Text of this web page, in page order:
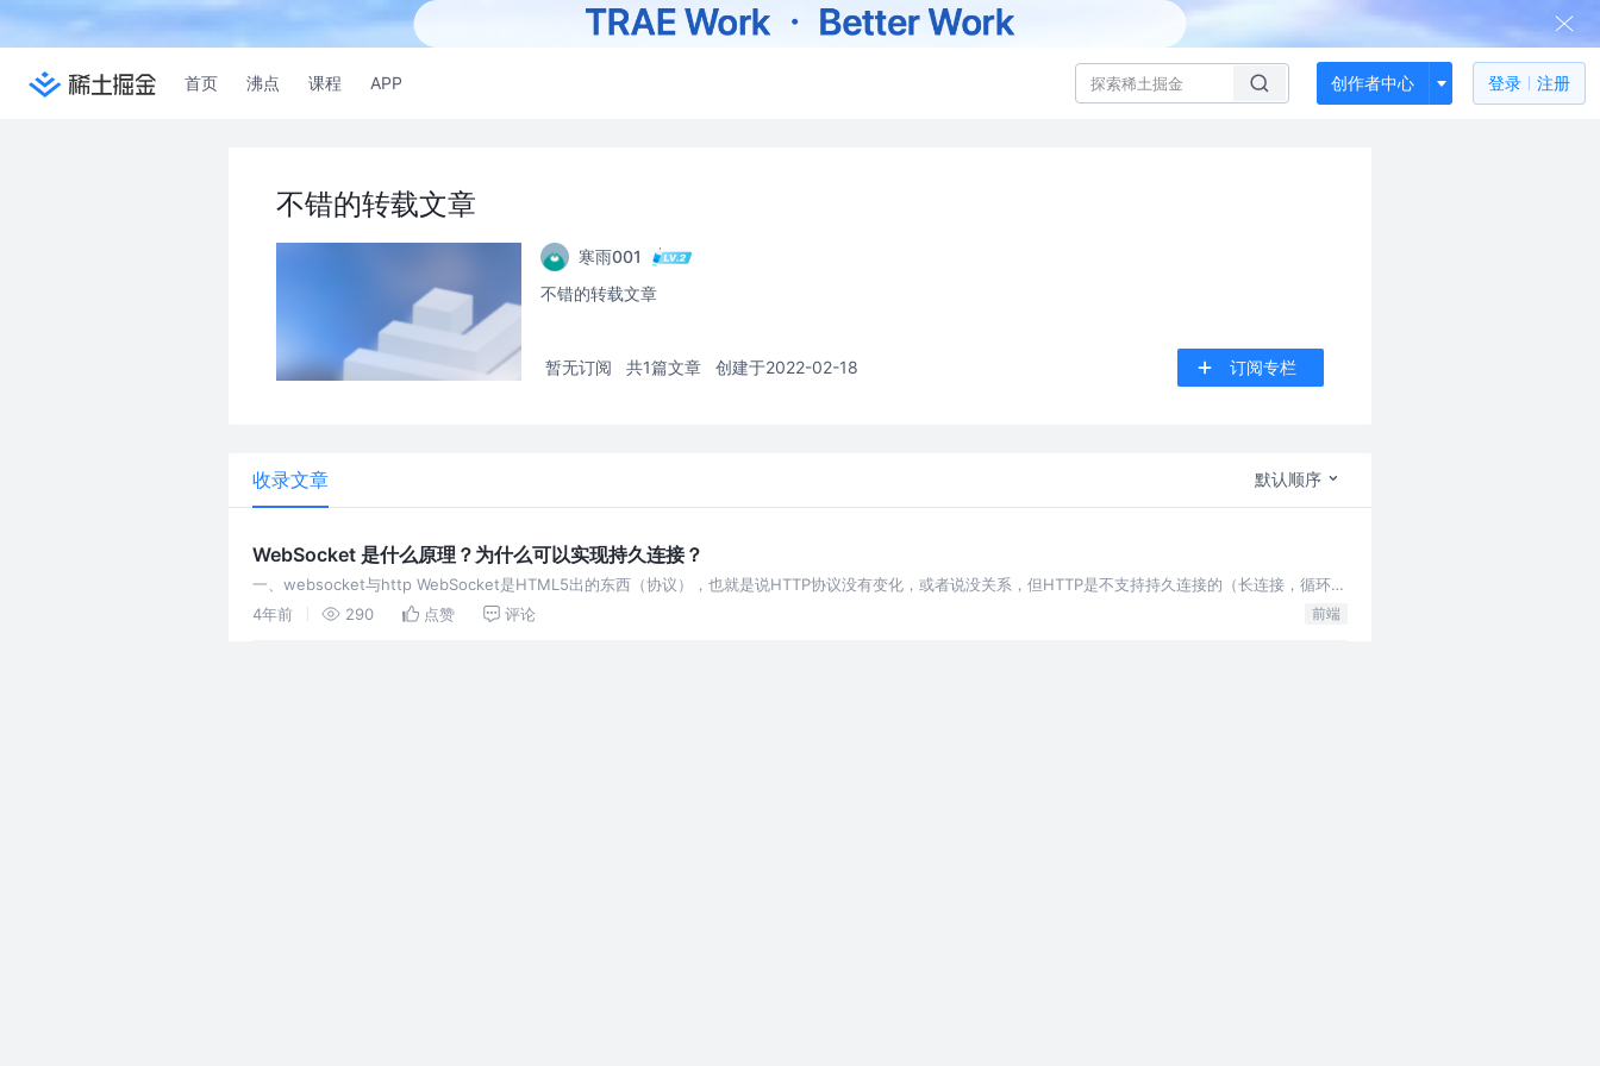
首页 沸点 课程 APP 创作者中心 登录 注册
不错的转载文章
寒雨001
不错的转载文章
暂无订阅 共1篇文章 创建于2022-02-18 订阅专栏
收录文章 默认顺序
WebSocket 是什么原理？为什么可以实现持久连接？
一、websocket与http WebSocket是HTML5出的东西（协议），也就是说HTTP协议没有变化，或者说没关系，但HTTP是不支持持久连接的（长连接，循环连
接的不算） 首先HTTP有 1
4年前 290 点赞 评论 前端